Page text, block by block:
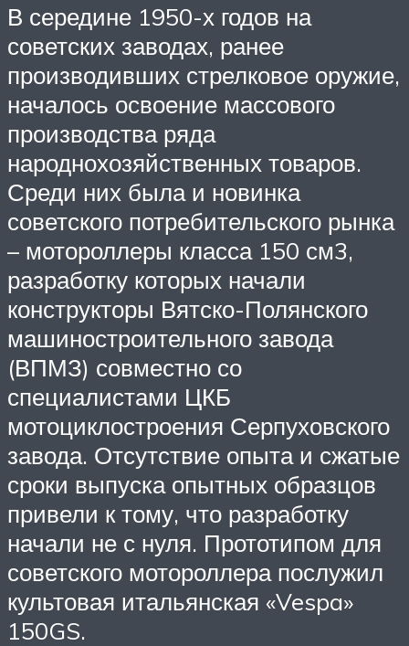
В середине 1950-х годов на
советских заводах, ранее
производивших стрелковое оружие,
началось освоение массового
производства ряда
народнохозяйственных товаров.
Среди них была и новинка
советского потребительского рынка
– мотороллеры класса 150 см3,
разработку которых начали
конструкторы Вятско-Полянского
машиностроительного завода
(ВПМЗ) совместно со
специалистами ЦКБ
мотоциклостроения Серпуховского
завода. Отсутствие опыта и сжатые
сроки выпуска опытных образцов
привели к тому, что разработку
начали не с нуля. Прототипом для
советского мотороллера послужил
культовая итальянская «Vespa»
150GS.